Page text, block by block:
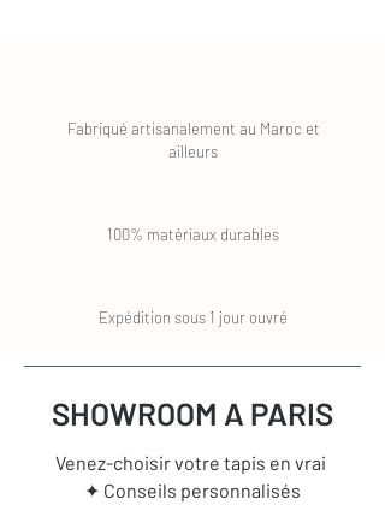
Fabriqué artisanalement au Maroc et
ailleurs
100% matériaux durables
Expédition sous 1 jour ouvré
SHOWROOM A PARIS
Venez-choisir votre tapis en vrai
✦ Conseils personnalisés